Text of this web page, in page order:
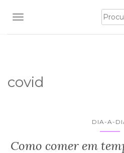
TOGGLE NAVIGATION
covid
DIA-A-
Como comer em